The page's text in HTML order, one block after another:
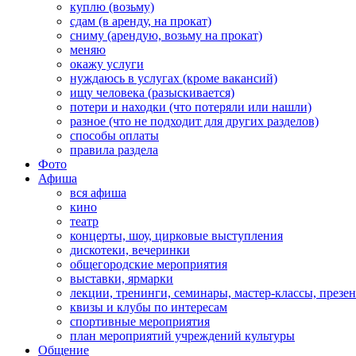
куплю (возьму)
сдам (в аренду, на прокат)
сниму (арендую, возьму на прокат)
меняю
окажу услуги
нуждаюсь в услугах (кроме вакансий)
ищу человека (разыскивается)
потери и находки (что потеряли или нашли)
разное (что не подходит для других разделов)
способы оплаты
правила раздела
Фото
Афиша
вся афиша
кино
театр
концерты, шоу, цирковые выступления
дискотеки, вечеринки
общегородские мероприятия
выставки, ярмарки
лекции, тренинги, семинары, мастер-классы,
квизы и клубы по интересам
спортивные мероприятия
план мероприятий учреждений культуры
Общение